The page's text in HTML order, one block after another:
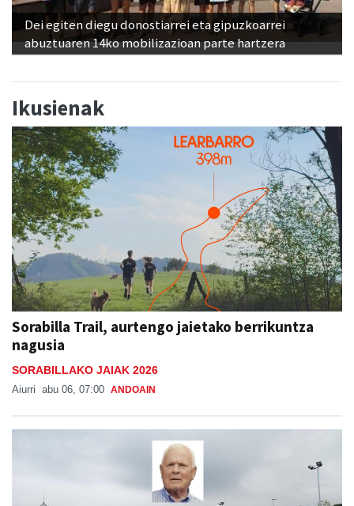
Dei egiten diegu donostiarrei eta gipuzkoarrei
abuztuaren 14ko mobilizazioan parte hartzera
Ikusienak
Sorabilla Trail, aurtengo jaietako berrikuntza
nagusia
SORABILLAKO JAIAK 2026
Aiurri abu 06, 07:00 ANDOAIN